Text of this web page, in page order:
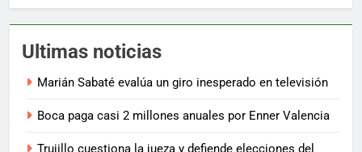
Ultimas noticias
Marián Sabaté evalúa un giro inesperado en televisión
Boca paga casi 2 millones anuales por Enner Valencia
Trujillo cuestiona la jueza y defiende elecciones del